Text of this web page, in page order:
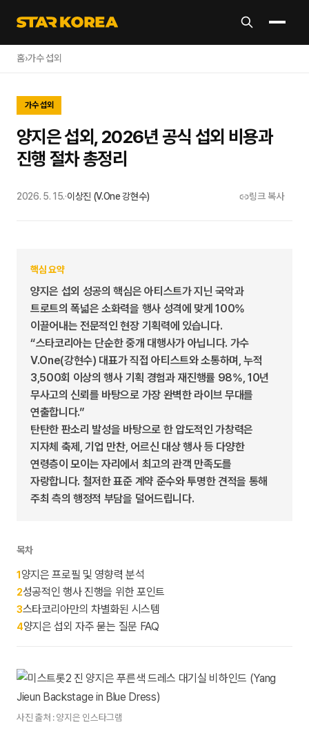
홈›가수 섭외
가수 섭외
양지은 섭외, 2026년 공식 섭외 비용과
진행 절차 총정리
2026. 5. 15.·이상진 (V.One 강현수) 링크 복사
핵심 요약
양지은 섭외 성공의 핵심은 아티스트가 지닌 국악과
트로트의 폭넓은 소화력을 행사 성격에 맞게 100%
이끌어내는 전문적인 현장 기획력에 있습니다.
“스타코리아는 단순한 중개 대행사가 아닙니다. 가수
V.One(강현수) 대표가 직접 아티스트와 소통하며, 누적
3,500회 이상의 행사 기획 경험과 재진행률 98%, 10년
무사고의 신뢰를 바탕으로 가장 완벽한 라이브 무대를
연출합니다.”
탄탄한 판소리 발성을 바탕으로 한 압도적인 가창력은
지자체 축제, 기업 만찬, 어르신 대상 행사 등 다양한
연령층이 모이는 자리에서 최고의 관객 만족도를
자랑합니다. 철저한 표준 계약 준수와 투명한 견적을 통해
주최 측의 행정적 부담을 덜어드립니다.
목차
1 양지은 프로필 및 영향력 분석
2성공적인 행사 진행을 위한 포인트
3스타코리아만의 차별화된 시스템
4양지은 섭외 자주 묻는 질문 FAQ
사진 출처 : 양지은 인스타그램